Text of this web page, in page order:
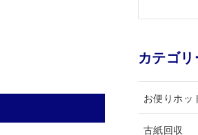
カテゴリ
お便りホッ
古紙回収